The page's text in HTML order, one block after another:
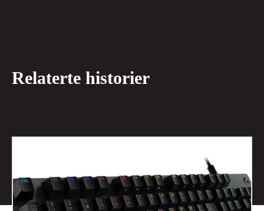
Relaterte historier